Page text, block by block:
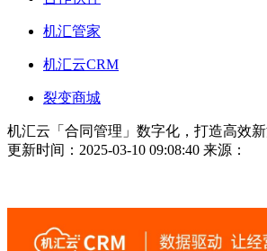
机汇管家
机汇云CRM
裂变商城
机汇云「合同管理」数字化，打造高效
更新时间：2025-03-10 09:08:40 来源：